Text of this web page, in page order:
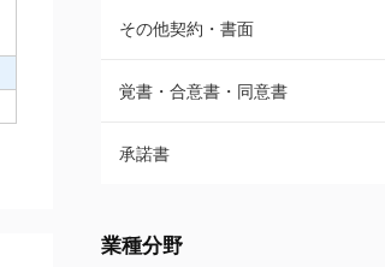
請負契約
フランチャイズ契約
賃貸借契約
その他契約・書面
覚書・合意書・同意書
承諾書
業種分野